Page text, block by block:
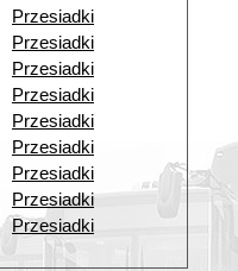
Przesiadki
Przesiadki
Przesiadki
Przesiadki
Przesiadki
Przesiadki
Przesiadki
Przesiadki
Przesiadki